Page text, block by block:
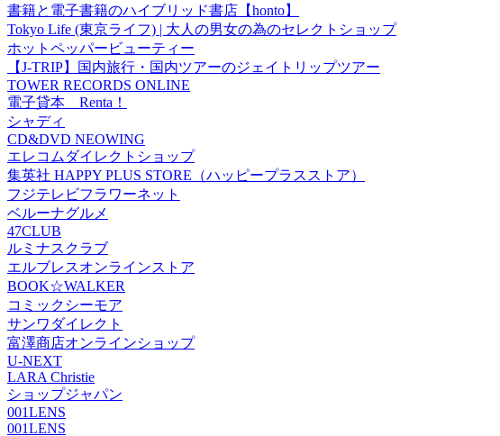
書籍と電子書籍のハイブリッド書店【honto】
Tokyo Life (東京ライフ) | 大人の男女の為のセレクトショップ
ホットペッパービューティー
【J-TRIP】国内旅行・国内ツアーのジェイトリップツアー
TOWER RECORDS ONLINE
電子貸本 Renta！
シャディ
CD&DVD NEOWING
エレコムダイレクトショップ
集英社 HAPPY PLUS STORE（ハッピープラスストア）
フジテレビフラワーネット
ベルーナグルメ
47CLUB
ルミナスクラブ
エルブレスオンラインストア
BOOK☆WALKER
コミックシーモア
サンワダイレクト
富澤商店オンラインショップ
U-NEXT
LARA Christie
ショップジャパン
001LENS
001LENS